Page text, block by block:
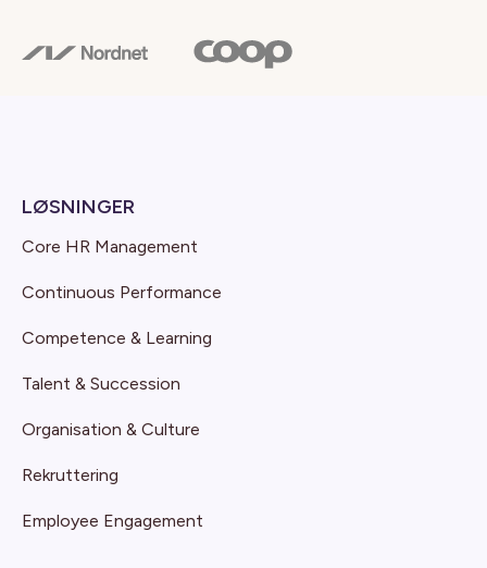
LØSNINGER
Core HR Management
Continuous Performance
Competence & Learning
Talent & Succession
Organisation & Culture
Rekruttering
Employee Engagement